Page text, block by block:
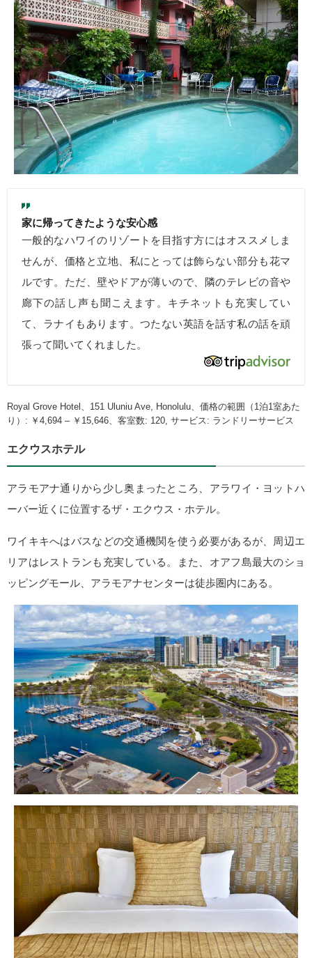
家に帰ってきたような安心感
一般的なハワイのリゾートを目指す方にはオススメしま
せんが、価格と立地、私にとっては飾らない部分も花マ
ルです。ただ、壁やドアが薄いので、隣のテレビの音や
廊下の話し声も聞こえます。キチネットも充実してい
て、ラナイもあります。つたない英語を話す私の話を頑
張って聞いてくれました。
Royal Grove Hotel、151 Uluniu Ave, Honolulu、価格の範囲（1泊1室あた
り）: ￥4,694 – ￥15,646、客室数: 120, サービス: ランドリーサービス
エクウスホテル
アラモアナ通りから少し奥まったところ、アラワイ・ヨットハ
ーバー近くに位置するザ・エクウス・ホテル。
ワイキキへはバスなどの交通機関を使う必要があるが、周辺エ
リアはレストランも充実している。また、オアフ島最大のショ
ッピングモール、アラモアナセンターは徒歩圏内にある。